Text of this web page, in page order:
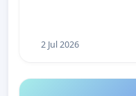
2 Jul 2026